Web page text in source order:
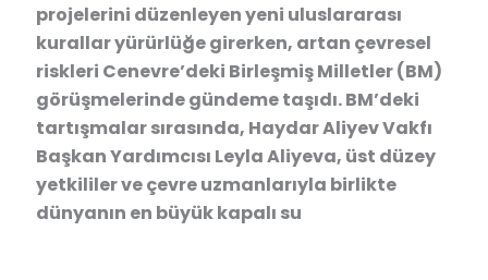
projelerini düzenleyen yeni uluslararası
kurallar yürürlüğe girerken, artan çevresel
riskleri Cenevre’deki Birleşmiş Milletler (BM)
görüşmelerinde gündeme taşıdı. BM’deki
tartışmalar sırasında, Haydar Aliyev Vakfı
Başkan Yardımcısı Leyla Aliyeva, üst düzey
yetkililer ve çevre uzmanlarıyla birlikte
dünyanın en büyük kapalı su